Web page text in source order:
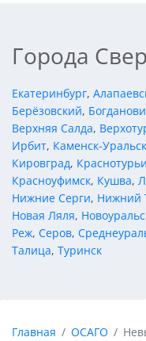
Города
Екатеринбург,
Берёзовский,
Верхняя Салда,
Ирбит, Каменск-
Кировград,
Красноуфимск, Кушва,
Нижние Серги, Нижний
Новая Ляля,
Реж, Серов,
Талица, Туринск
Главная ОСАГО